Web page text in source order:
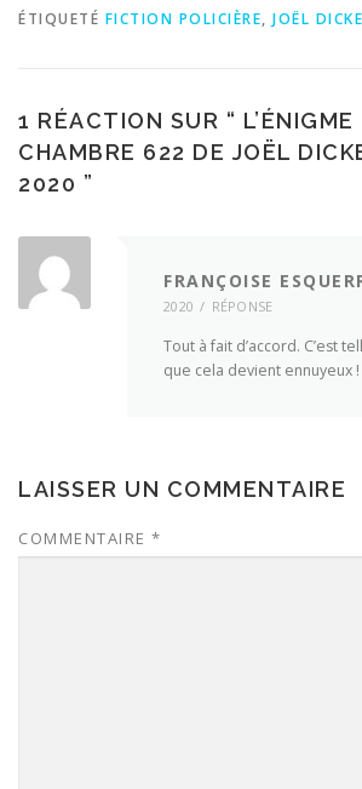
ÉTIQUETÉ FICTION POLICIÈRE, JOËL
1 RÉACTION SUR “
CHAMBRE 622 DE JOËL
2020 ”
FRANÇOISE
2020
RÉPONSE
Tout à fait d’accord. C’est
que cela devient ennuyeux
LAISSER UN COMMENTAIRE
COMMENTAIRE *